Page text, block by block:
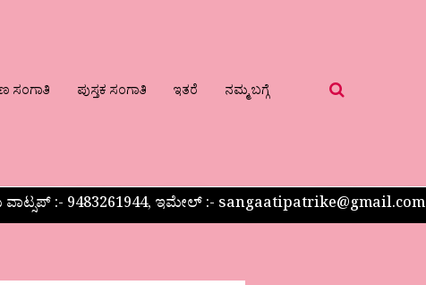
ಸಂಗಾತಿ ಪುಸ್ತಕ ಸಂಗಾತಿ ಇತರೆ ನಮ್ಮ ಬಗ್ಗೆ
:- 9483261944, ಇಮೇಲ್ :- sangaatipatrike@gmail.com